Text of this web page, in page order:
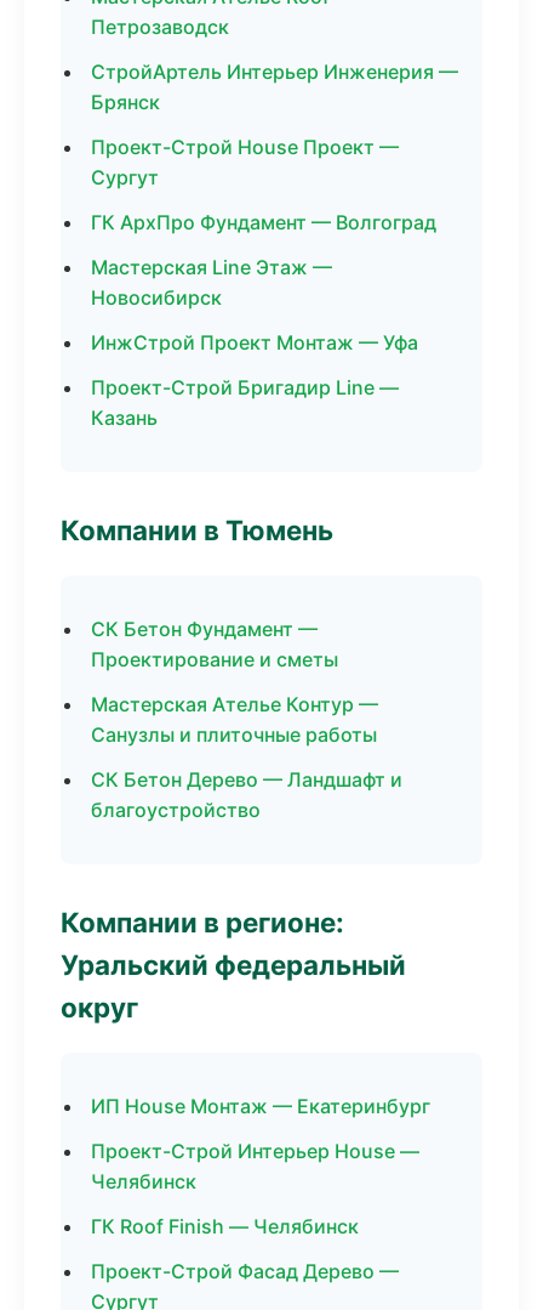
Петрозаводск
СтройАртель Интерьер Инженерия —
Брянск
Проект-Строй House Проект —
Сургут
ГК АрхПро Фундамент — Волгоград
Мастерская Line Этаж —
Новосибирск
ИнжСтрой Проект Монтаж — Уфа
Проект-Строй Бригадир Line —
Казань
Компании в Тюмень
СК Бетон Фундамент —
Проектирование и сметы
Мастерская Ателье Контур —
Санузлы и плиточные работы
СК Бетон Дерево — Ландшафт и
благоустройство
Компании в регионе:
Уральский федеральный
округ
ИП House Монтаж — Екатеринбург
Проект-Строй Интерьер House —
Челябинск
ГК Roof Finish — Челябинск
Проект-Строй Фасад Дерево —
Сургут